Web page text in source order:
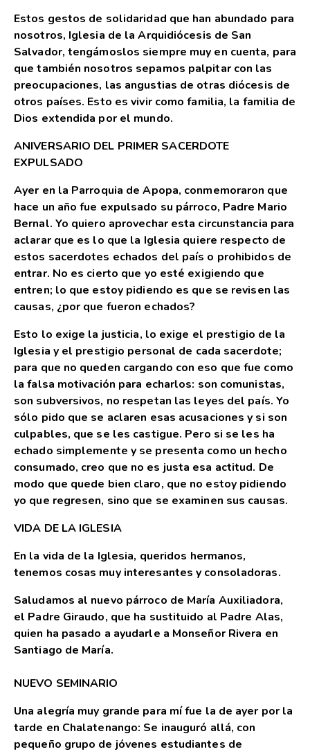
Estos gestos de solidaridad que han abundado para
nosotros, Iglesia de la Arquidiócesis de San
Salvador, tengámoslos siempre muy en cuenta, para
que también nosotros sepamos palpitar con las
preocupaciones, las angustias de otras diócesis de
otros países. Esto es vivir como familia, la familia de
Dios extendida por el mundo.
ANIVERSARIO DEL PRIMER SACERDOTE
EXPULSADO
Ayer en la Parroquia de Apopa, conmemoraron que
hace un año fue expulsado su párroco, Padre Mario
Bernal. Yo quiero aprovechar esta circunstancia para
aclarar que es lo que la Iglesia quiere respecto de
estos sacerdotes echados del país o prohibidos de
entrar. No es cierto que yo esté exigiendo que
entren; lo que estoy pidiendo es que se revisen las
causas, ¿por que fueron echados?
Esto lo exige la justicia, lo exige el prestigio de la
Iglesia y el prestigio personal de cada sacerdote;
para que no queden cargando con eso que fue como
la falsa motivación para echarlos: son comunistas,
son subversivos, no respetan las leyes del país. Yo
sólo pido que se aclaren esas acusaciones y si son
culpables, que se les castigue. Pero si se les ha
echado simplemente y se presenta como un hecho
consumado, creo que no es justa esa actitud. De
modo que quede bien claro, que no estoy pidiendo
yo que regresen, sino que se examinen sus causas.
VIDA DE LA IGLESIA
En la vida de la Iglesia, queridos hermanos,
tenemos cosas muy interesantes y consoladoras.
Saludamos al nuevo párroco de María Auxiliadora,
el Padre Giraudo, que ha sustituido al Padre Alas,
quien ha pasado a ayudarle a Monseñor Rivera en
Santiago de María.
NUEVO SEMINARIO
Una alegría muy grande para mí fue la de ayer por la
tarde en Chalatenango: Se inauguró allá, con
pequeño grupo de jóvenes estudiantes de